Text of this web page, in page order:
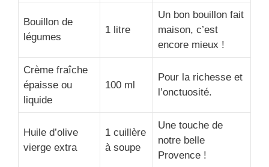
Bouillon de
légumes
1 litre
Un bon bouillon fait
maison, c’est
encore mieux !
Crème fraîche
épaisse ou
liquide
100 ml
Pour la richesse et
l’onctuosité.
Huile d’olive
vierge extra
1 cuillère
à soupe
Une touche de
notre belle
Provence !